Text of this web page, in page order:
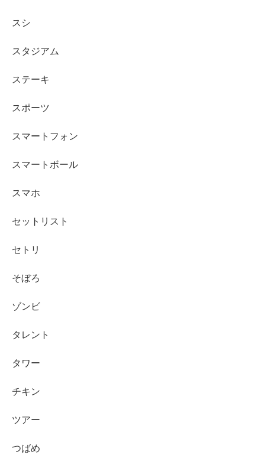
スシ
スタジアム
ステーキ
スポーツ
スマートフォン
スマートボール
スマホ
セットリスト
セトリ
そぼろ
ゾンビ
タレント
タワー
チキン
ツアー
つばめ